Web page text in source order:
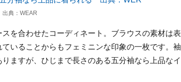
典：WEAR
を合わせたコーディネート。ブラウスの素材は表
いることからもフェミニンな印象の一枚です。袖
ますが、ひじまで長さのある五分袖なら上品なイ